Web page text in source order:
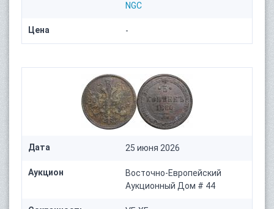
NGC
Цена -
Дата 25 июня 2026
Аукцион
Восточно-Европейский
Аукционный Дом # 44